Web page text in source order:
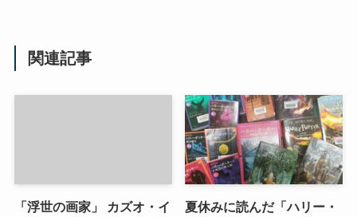
関連記事
「浮世の画家」 カズオ・イ
夏休みに読んだ「ハリー・